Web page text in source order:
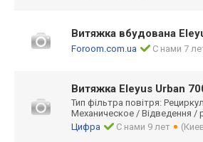
Витяжка вбудована
Foroom.com.ua С нами 7
Витяжка Eleyus Urban
Тип фільтра повітря:
Механическое / Відведення /
Цифра
С нами 9 лет